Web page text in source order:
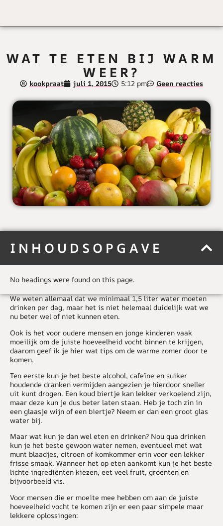
WAT TE ETEN BIJ WARM
WEER?
kookpraat juli 1, 2015 5:12 pm Geen reacties
INHOUDSOPGAVE
No headings were found on this page.
We weten allemaal dat we minimaal 1,5 liter water moeten
drinken per dag, maar het is niet helemaal duidelijk wat we
nu beter wel of niet kunnen eten.
Ook is het voor oudere mensen en jonge kinderen vaak
moeilijk om de juiste hoeveelheid vocht binnen te krijgen,
daarom geef ik je hier wat tips om de warme zomer door te
komen.
Ten eerste kun je het beste alcohol, cafeïne en suiker
houdende dranken vermijden aangezien je hierdoor sneller
uit kunt drogen. Een koud biertje kan lekker verkoelend zijn,
maar deze kun je dus beter laten staan. Heb je toch zin in
een glaasje wijn of een biertje? Neem er dan een groot glas
water bij.
Maar wat kun je dan wel eten en drinken? Nou qua drinken
kun je het beste gewoon water nemen, eventueel met wat
munt blaadjes, citroen of komkommer erin voor een lekker
frisse smaak. Wanneer het op eten aankomt kun je het beste
lichte ingrediënten kiezen, eet veel fruit, groenten en
bijvoorbeeld vis.
Voor mensen die er moeite mee hebben om aan de juiste
hoeveelheid vocht te komen zijn er een paar simpele maar
lekkere oplossingen: